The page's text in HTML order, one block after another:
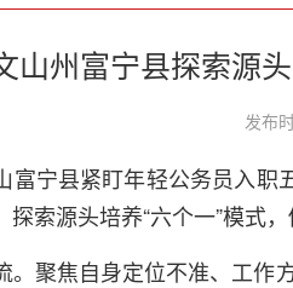
山州富宁县探索源
发布
富宁县紧盯年轻公务员入职
索源头培养“六个一”模式
。聚焦自身定位不准、工作